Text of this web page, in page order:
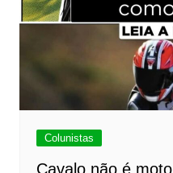
Colunistas
Cavalo não é moto.